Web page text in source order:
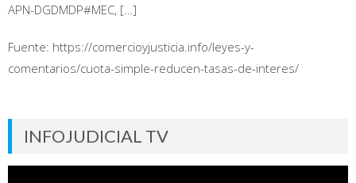
APN-DGDMDP#MEC, […]
Fuente: https://comercioyjusticia.info/leyes-y-
comentarios/cuota-simple-reducen-tasas-de-interes/
INFOJUDICIAL TV